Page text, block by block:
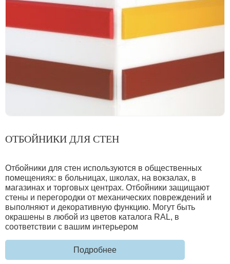
ОТБОЙНИКИ ДЛЯ СТЕН
Отбойники для стен используются в общественных
помещениях: в больницах, школах, на вокзалах, в
магазинах и торговых центрах. Отбойники защищают
стены и перегородки от механических повреждений и
выполняют и декоративную функцию. Могут быть
окрашены в любой из цветов каталога RAL, в
соответствии с вашим интерьером
Подробнее